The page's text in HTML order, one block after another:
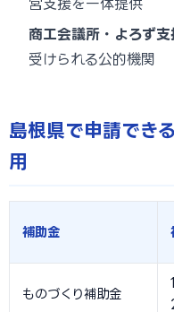
営支援を一体提供
商工会議所・よろず支
受けられる公的機関
島根県で申請でき
用
補助金
ものづくり補助金